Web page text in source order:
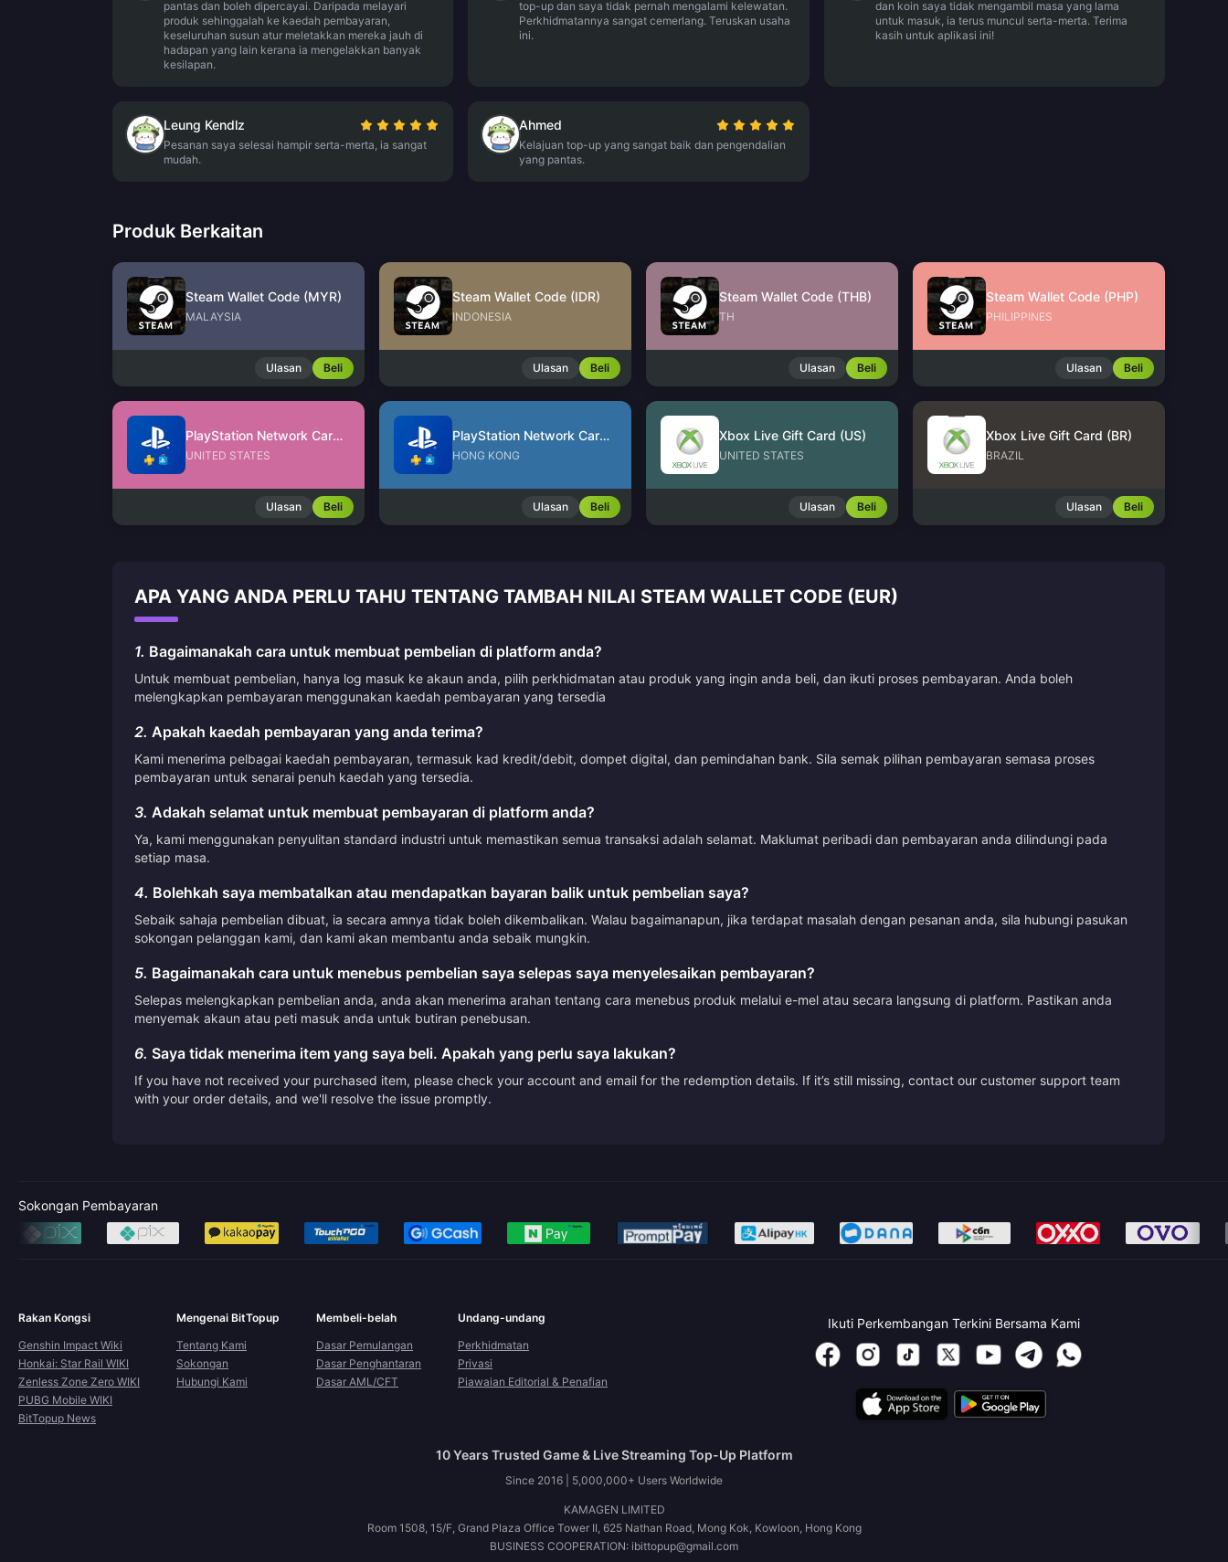
pantas dan boleh dipercayai. Daripada melayari
produk sehinggalah ke kaedah pembayaran,
keseluruhan susun atur meletakkan mereka jauh di
hadapan yang lain kerana ia mengelakkan banyak
kesilapan.
top-up dan saya tidak pernah mengalami kelewatan.
Perkhidmatannya sangat cemerlang. Teruskan usaha
ini.
dan koin saya tidak mengambil masa yang lama
untuk masuk, ia terus muncul serta-merta. Terima
kasih untuk aplikasi ini!
Leung Kendlz
Pesanan saya selesai hampir serta-merta, ia sangat
mudah.
Ahmed
Kelajuan top-up yang sangat baik dan pengendalian
yang pantas.
Produk Berkaitan
Steam Wallet Code (MYR)
MALAYSIA
Ulasan Beli
Steam Wallet Code (IDR)
INDONESIA
Ulasan Beli
Steam Wallet Code (THB)
TH
Ulasan Beli
Steam Wallet Code (PHP)
PHILIPPINES
Ulasan Beli
PlayStation Network Card (US)
UNITED STATES
Ulasan Beli
PlayStation Network Card (HK)
HONG KONG
Ulasan Beli
Xbox Live Gift Card (US)
UNITED STATES
Ulasan Beli
Xbox Live Gift Card (BR)
BRAZIL
Ulasan Beli
APA YANG ANDA PERLU TAHU TENTANG TAMBAH NILAI STEAM WALLET CODE (EUR)
1. Bagaimanakah cara untuk membuat pembelian di platform anda?
Untuk membuat pembelian, hanya log masuk ke akaun anda, pilih perkhidmatan atau produk yang ingin anda beli, dan ikuti proses pembayaran. Anda boleh
melengkapkan pembayaran menggunakan kaedah pembayaran yang tersedia
2. Apakah kaedah pembayaran yang anda terima?
Kami menerima pelbagai kaedah pembayaran, termasuk kad kredit/debit, dompet digital, dan pemindahan bank. Sila semak pilihan pembayaran semasa proses
pembayaran untuk senarai penuh kaedah yang tersedia.
3. Adakah selamat untuk membuat pembayaran di platform anda?
Ya, kami menggunakan penyulitan standard industri untuk memastikan semua transaksi adalah selamat. Maklumat peribadi dan pembayaran anda dilindungi pada
setiap masa.
4. Bolehkah saya membatalkan atau mendapatkan bayaran balik untuk pembelian saya?
Sebaik sahaja pembelian dibuat, ia secara amnya tidak boleh dikembalikan. Walau bagaimanapun, jika terdapat masalah dengan pesanan anda, sila hubungi pasukan
sokongan pelanggan kami, dan kami akan membantu anda sebaik mungkin.
5. Bagaimanakah cara untuk menebus pembelian saya selepas saya menyelesaikan pembayaran?
Selepas melengkapkan pembelian anda, anda akan menerima arahan tentang cara menebus produk melalui e-mel atau secara langsung di platform. Pastikan anda
menyemak akaun atau peti masuk anda untuk butiran penebusan.
6. Saya tidak menerima item yang saya beli. Apakah yang perlu saya lakukan?
If you have not received your purchased item, please check your account and email for the redemption details. If it’s still missing, contact our customer support team
with your order details, and we'll resolve the issue promptly.
Sokongan Pembayaran
Rakan Kongsi
Genshin Impact Wiki
Honkai: Star Rail WIKI
Zenless Zone Zero WIKI
PUBG Mobile WIKI
BitTopup News
Mengenai BitTopup
Tentang Kami
Sokongan
Hubungi Kami
Membeli-belah
Dasar Pemulangan
Dasar Penghantaran
Dasar AML/CFT
Undang-undang
Perkhidmatan
Privasi
Piawaian Editorial & Penafian
Ikuti Perkembangan Terkini Bersama Kami
10 Years Trusted Game & Live Streaming Top-Up Platform
Since 2016 | 5,000,000+ Users Worldwide
KAMAGEN LIMITED
Room 1508, 15/F, Grand Plaza Office Tower II, 625 Nathan Road, Mong Kok, Kowloon, Hong Kong
BUSINESS COOPERATION: ibittopup@gmail.com